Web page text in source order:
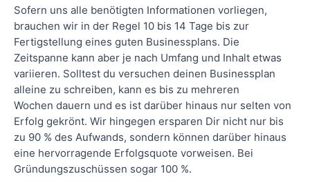
Sofern uns alle benötigten Informationen vorliegen,
brauchen wir in der Regel 10 bis 14 Tage bis zur
Fertigstellung eines guten Businessplans. Die
Zeitspanne kann aber je nach Umfang und Inhalt etwas
variieren. Solltest du versuchen deinen Businessplan
alleine zu schreiben, kann es bis zu mehreren
Wochen dauern und es ist darüber hinaus nur selten von
Erfolg gekrönt. Wir hingegen ersparen Dir nicht nur bis
zu 90 % des Aufwands, sondern können darüber hinaus
eine hervorragende Erfolgsquote vorweisen. Bei
Gründungszuschüssen sogar 100 %.